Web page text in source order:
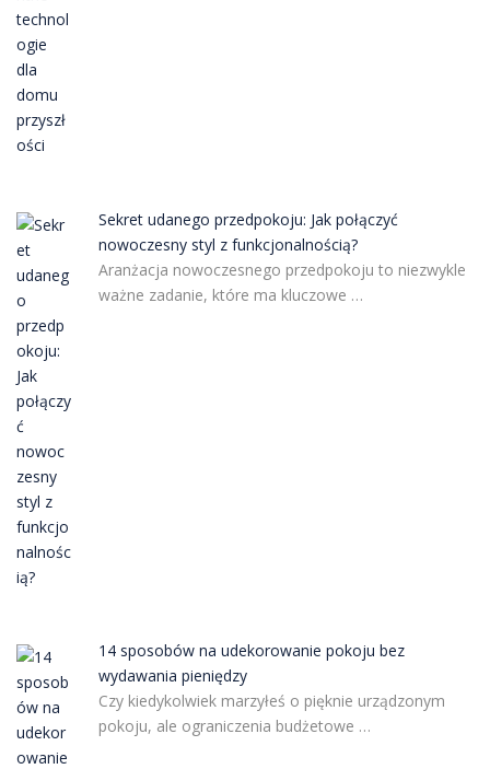
Sekret udanego przedpokoju: Jak połączyć
nowoczesny styl z funkcjonalnością?
Aranżacja nowoczesnego przedpokoju to niezwykle
ważne zadanie, które ma kluczowe …
14 sposobów na udekorowanie pokoju bez
wydawania pieniędzy
Czy kiedykolwiek marzyłeś o pięknie urządzonym
pokoju, ale ograniczenia budżetowe …